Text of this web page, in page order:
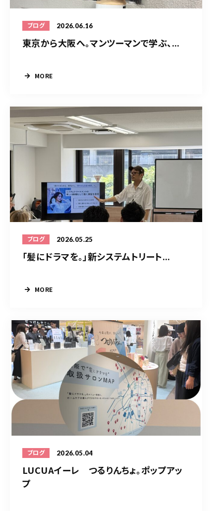
ブログ 2026.06.16
東京から大阪へ。マンツーマンで学ぶ、...
MORE
ブログ 2026.05.25
「髪にドラマを。」新システムトリート...
MORE
ブログ 2026.05.04
LUCUAイーレ つるりんちょ。ポップアッ
プ